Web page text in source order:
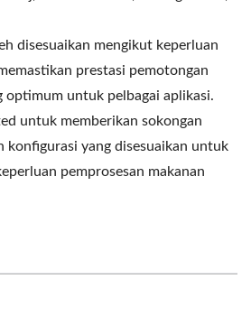
disesuaikan mengikut keperluan
prestasi pemotongan
optimum untuk pelbagai aplikasi.
untuk memberikan sokongan
konfigurasi yang disesuaikan untuk
pemprosesan makanan